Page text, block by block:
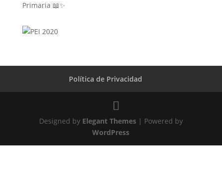
Primaria 📖✨
Política de Privacidad
Designed by Elegant Themes| Powered by
WordPress